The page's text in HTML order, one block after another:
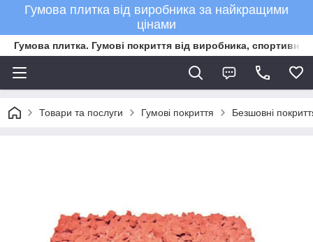
Гумова плитка від виробника за найкращими
цінами
Гумова плитка. Гумові покриття від виробника, спортивне
Товари та послуги Гумові покриття Безшовні